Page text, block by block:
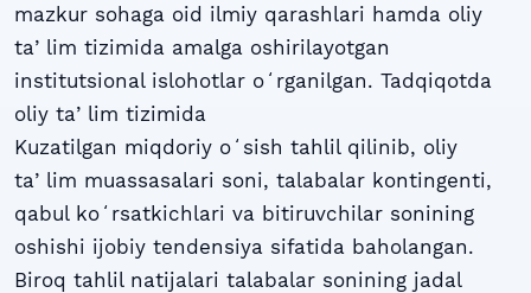
mazkur sohaga oid ilmiy qarashlari hamda oliy
taʼlim tizimida amalga oshirilayotgan
institutsional islohotlar oʻrganilgan. Tadqiqotda
oliy taʼlim tizimida
Kuzatilgan miqdoriy oʻsish tahlil qilinib, oliy
taʼlim muassasalari soni, talabalar kontingenti,
qabul koʻrsatkichlari va bitiruvchilar sonining
oshishi ijobiy tendensiya sifatida baholangan.
Biroq tahlil natijalari talabalar sonining jadal